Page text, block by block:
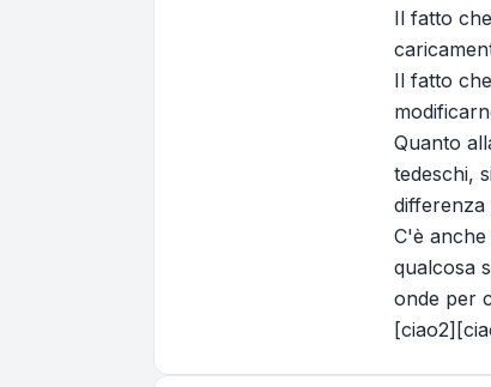
Il fatto
Il fatto
Quanto
tedeschi,
differenza
C'è
qualcosa
onde per